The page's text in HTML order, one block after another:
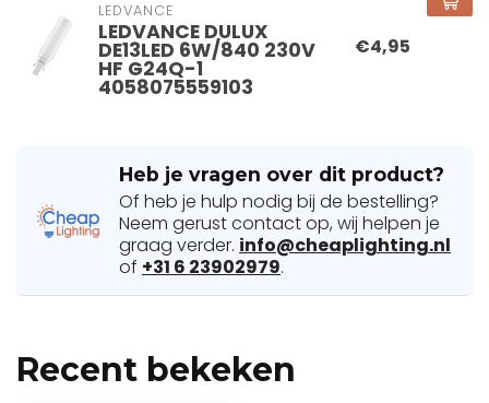
LEDVANCE
LEDVANCE DULUX
DE13LED 6W/840 230V
HF G24Q-1
4058075559103
€4,95
Heb je vragen over dit product?
Of heb je hulp nodig bij de bestelling?
Neem gerust contact op, wij helpen je
graag verder. info@cheaplighting.nl
of +31 6 23902979.
Recent bekeken